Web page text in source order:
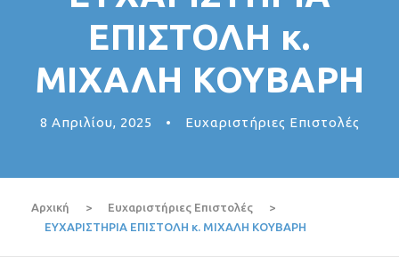
ΕΠΙΣΤΟΛΗ κ.
ΜΙΧΑΛΗ ΚΟΥΒΑΡΗ
8 Απριλίου, 2025 • Ευχαριστήριες Επιστολές
Αρχική > Ευχαριστήριες Επιστολές
>
ΕΥΧΑΡΙΣΤΗΡΙΑ ΕΠΙΣΤΟΛΗ κ. ΜΙΧΑΛΗ ΚΟΥΒΑΡΗ